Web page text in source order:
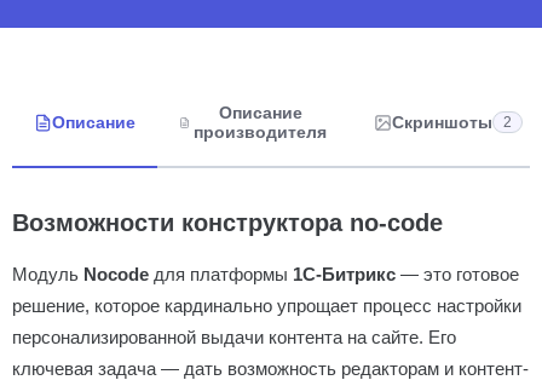
Описание
Описание
производителя
Скриншоты 2
Возможности конструктора no-code
Модуль Nocode для платформы 1С-Битрикс — это готовое
решение, которое кардинально упрощает процесс настройки
персонализированной выдачи контента на сайте. Его
ключевая задача — дать возможность редакторам и контент-